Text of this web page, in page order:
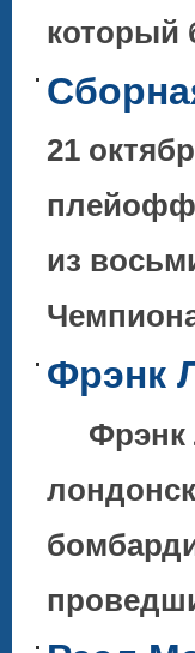
который
21
из
Фрэнк
Фрэнк